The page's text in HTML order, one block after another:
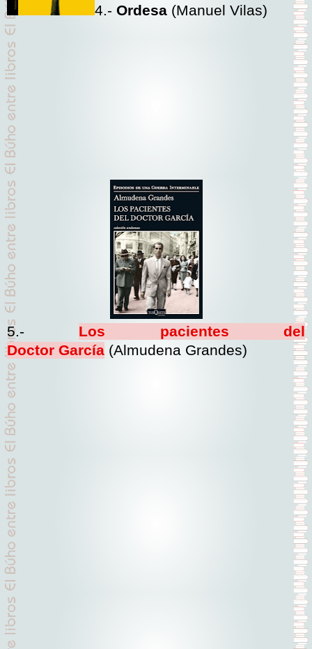
4.- Ordesa (Manuel Vilas)
5.- Los pacientes del
Doctor García (Almudena Grandes)